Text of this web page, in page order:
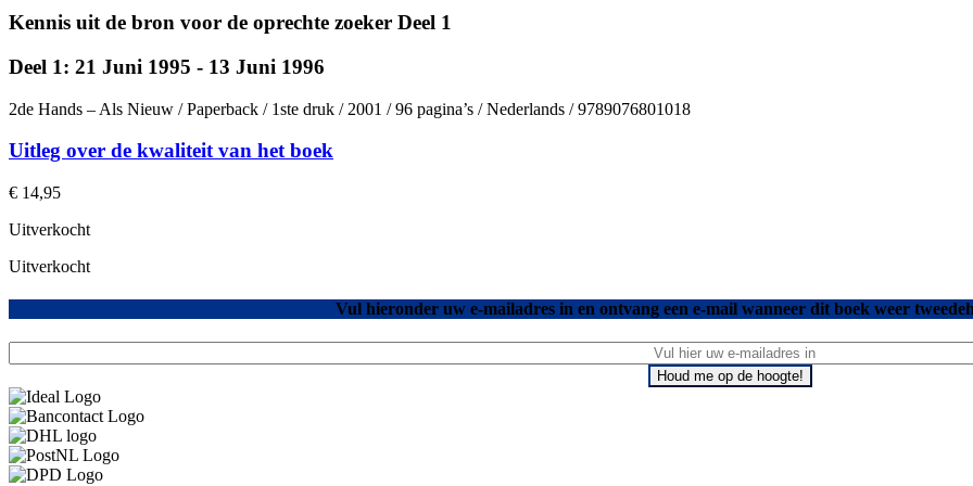
Kennis uit de bron voor de oprechte zoeker Deel 1
Deel 1: 21 Juni 1995 - 13 Juni 1996
2de Hands – Als Nieuw / Paperback / 1ste druk / 2001 / 96 pagina’s / Nederlands / 9789076801018
Uitleg over de kwaliteit van het boek
€ 14,95
Uitverkocht
Uitverkocht
Vul hieronder uw e-mailadres in en ontvang een e-mail wanneer dit boek weer
Houd me op de hoogte!